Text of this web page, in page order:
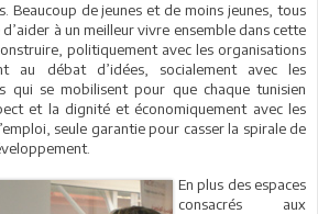
Beaucoup de jeunes et de moins jeunes, tous
à un meilleur vivre ensemble dans cette
politiquement avec les organisations
au débat d’idées, socialement avec les
qui se mobilisent pour que chaque tunisien
et la dignité et économiquement avec les
seule garantie pour casser la spirale de
En plus des espaces
consacrés aux